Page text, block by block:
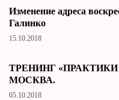
Изменение адреса
Галинко
15.10.2018
ТРЕНИНГ
МОСКВА.
05.10.2018